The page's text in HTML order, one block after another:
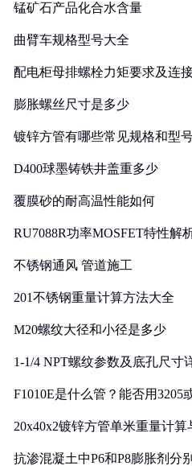
锰矿石产品化合水含量
曲臂车规格型号大全
配电柜母排螺栓力矩要求及连
膨胀螺丝尺寸是多少
镀锌方管有哪些常见规格和型
D400球墨铸铁井盖重多少
覆膜砂的耐高温性能如何
RU7088R功率MOSFET特性解
不锈钢通风 管道施工
201不锈钢重量计算方法大全
M20螺纹大径和小径是多少
1-1/4 NPT螺纹参数及底孔尺寸
F1010E是什么管？能否用3205
20x40x2镀锌方管单米重量计算
抗渗混凝土中P6和P8膨胀剂分